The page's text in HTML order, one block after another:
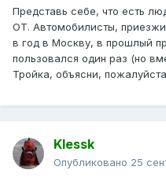
Представь себе, что есть
ОТ. Автомобилисты,
в год в Москву, в прошлый
пользовался один раз (но
Тройка, объясни,
Klessk
Опубликовано 25